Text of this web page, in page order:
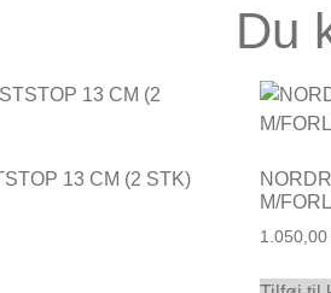
Du
13 CM (2 STK)
M/
1.050,00